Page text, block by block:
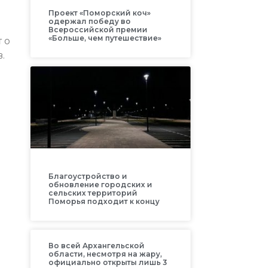
о
Проект «Поморский коч»
одержал победу во
Всероссийской премии
«Больше, чем путешествие»
Благоустройство и
обновление городских и
сельских территорий
Поморья подходит к концу
Во всей Архангельской
области, несмотря на жару,
официально открыты лишь 3